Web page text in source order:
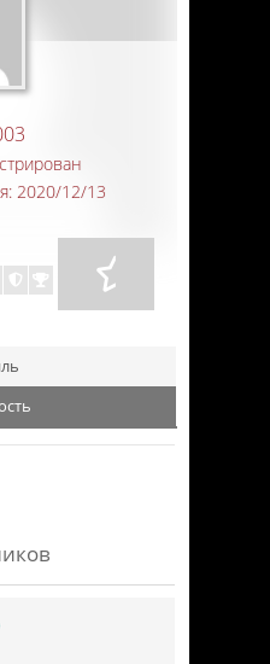
2020/12/13